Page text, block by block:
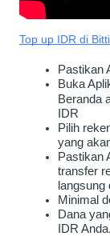
Top up IDR di
Pastikan
Buka
Beranda
IDR
Pilih
yang
Pastikan
transfer
langsung
Minimal
Dana
IDR Anda.